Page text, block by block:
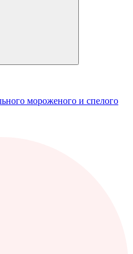
мороженого и спелого